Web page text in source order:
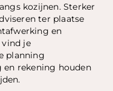
kozijnen. Sterker
ter plaatse
en
vind je
planning
rekening houden